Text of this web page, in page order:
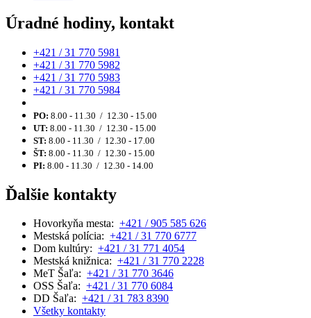
Úradné hodiny, kontakt
+421 / 31 770 5981
+421 / 31 770 5982
+421 / 31 770 5983
+421 / 31 770 5984
PO: 8.00 - 11.30 / 12.30 - 15.00
UT: 8.00 - 11.30 / 12.30 - 15.00
ST: 8.00 - 11.30 / 12.30 - 17.00
ŠT: 8.00 - 11.30 / 12.30 - 15.00
PI: 8.00 - 11.30 / 12.30 - 14.00
Ďalšie kontakty
Hovorkyňa mesta: +421 / 905 585 626
Mestská polícia: +421 / 31 770 6777
Dom kultúry: +421 / 31 771 4054
Mestská knižnica: +421 / 31 770 2228
MeT Šaľa: +421 / 31 770 3646
OSS Šaľa: +421 / 31 770 6084
DD Šaľa: +421 / 31 783 8390
Všetky kontakty